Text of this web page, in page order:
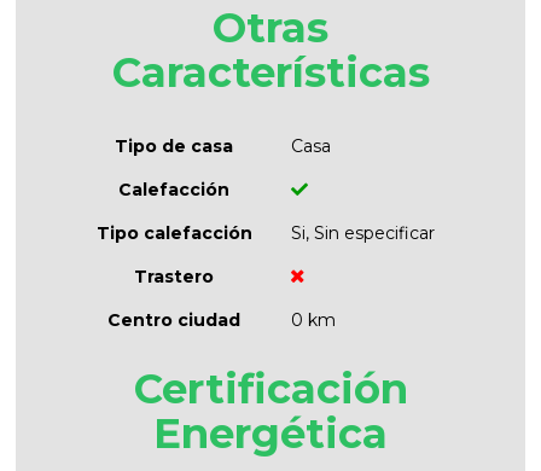
Otras
Características
Tipo de casa
Casa
Calefacción
Tipo calefacción
Si, Sin especificar
Trastero
Centro ciudad
0 km
Certificación
Energética